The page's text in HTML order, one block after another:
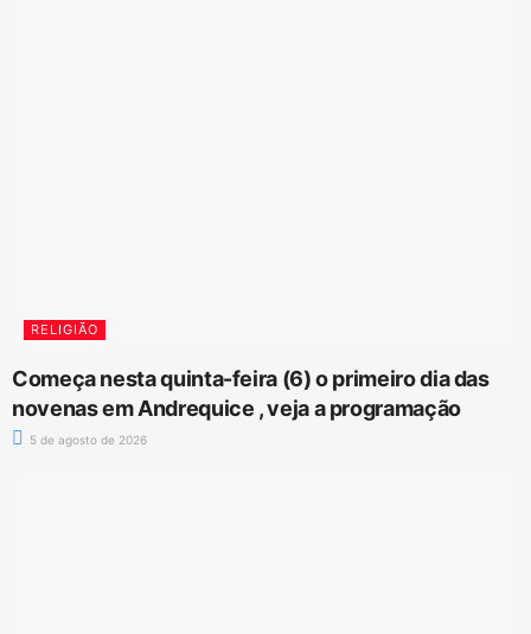
RELIGIÃO
Começa nesta quinta-feira (6) o primeiro dia das
novenas em Andrequice , veja a programação
5 de agosto de 2026